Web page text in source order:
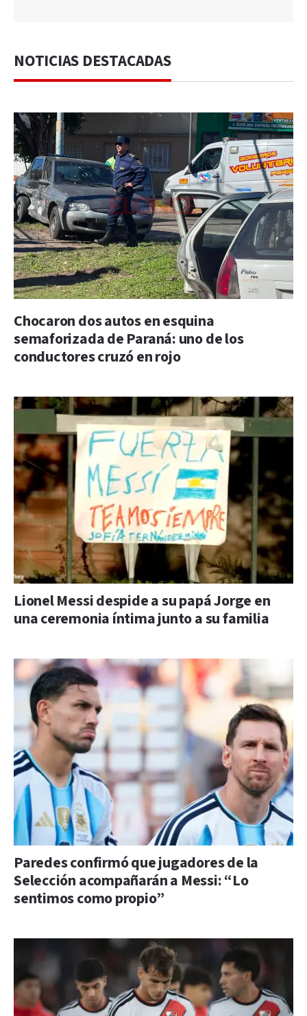
NOTICIAS DESTACADAS
Chocaron dos autos en esquina
semaforizada de Paraná: uno de los
conductores cruzó en rojo
Lionel Messi despide a su papá Jorge en
una ceremonia íntima junto a su familia
Paredes confirmó que jugadores de la
Selección acompañarán a Messi: “Lo
sentimos como propio”